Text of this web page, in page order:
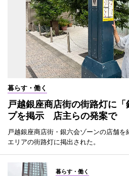
暮らす・働く
戸越銀座商店街の街路灯に
プを掲示 店主らの発案で
戸越銀座商店街・銀六会ゾーンの店舗
エリアの街路灯に掲出された。
暮らす・働く